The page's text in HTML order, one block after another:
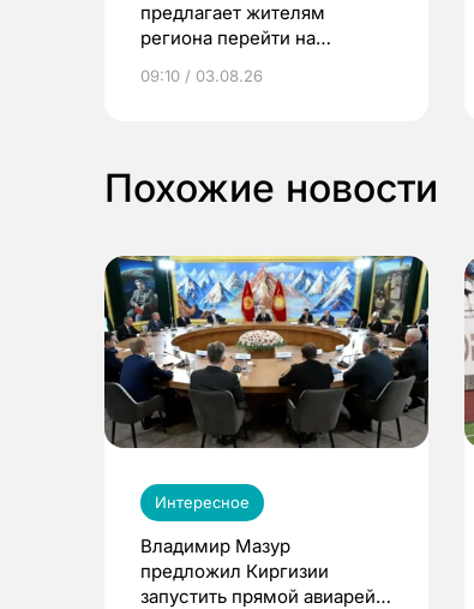
предлагает жителям
региона перейти на
выиграть призы
09:10 / 03.08.26
Похожие новости
Интересное
Владимир Мазур
предложил Киргизии
запустить прямой авиарейс